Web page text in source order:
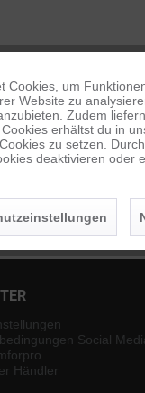
Die
Social
Händler
Cookies, um
Website zu
Zudem
erhältst du in
zu setzen.
deaktivieren oder